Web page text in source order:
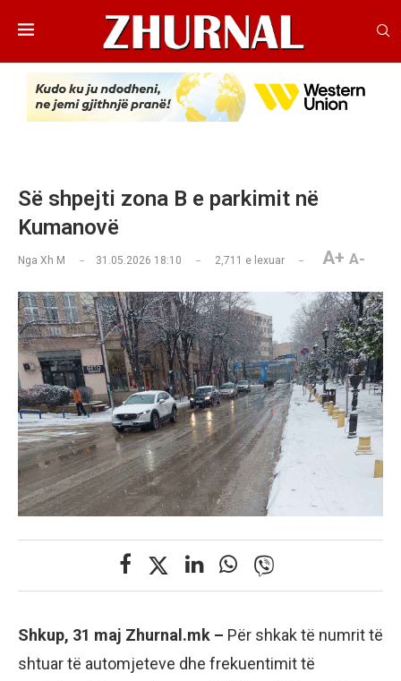
Së shpejti zona B e parkimit në
Kumanovë
Nga Xh M 31.05.2026 18:10 2,711 e lexuar A+ A-
Shkup, 31 maj Zhurnal.mk – Për shkak të numrit të
shtuar të automjeteve dhe frekuentimit të